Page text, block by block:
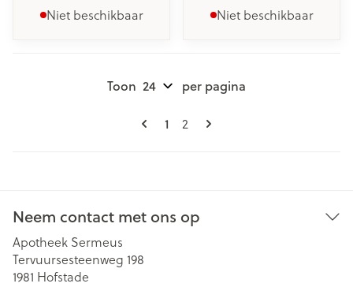
Niet beschikbaar Niet beschikbaar
Pagina's
U lees momenteel pagina
1 Pagina
2
Toon per pagina
Neem contact met ons op
Apotheek Sermeus
Tervuursesteenweg 198
1981 Hofstade